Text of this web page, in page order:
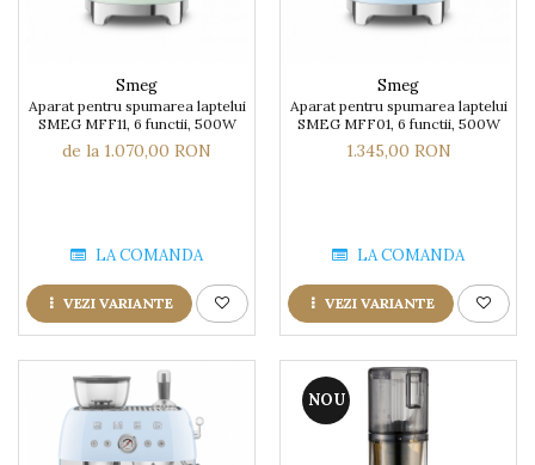
Smeg
Aparat pentru spumarea laptelui
SMEG MFF11, 6 functii, 500W
de la 1.070,00 RON
LA COMANDA
VEZI VARIANTE
Smeg
Aparat pentru spumarea laptelui
SMEG MFF01, 6 functii, 500W
1.345,00 RON
LA COMANDA
VEZI VARIANTE
NOU